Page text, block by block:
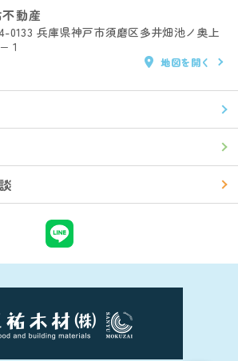
動産
0133 兵庫県神戸市須磨区多井畑池ノ奥上
１
地図を開く